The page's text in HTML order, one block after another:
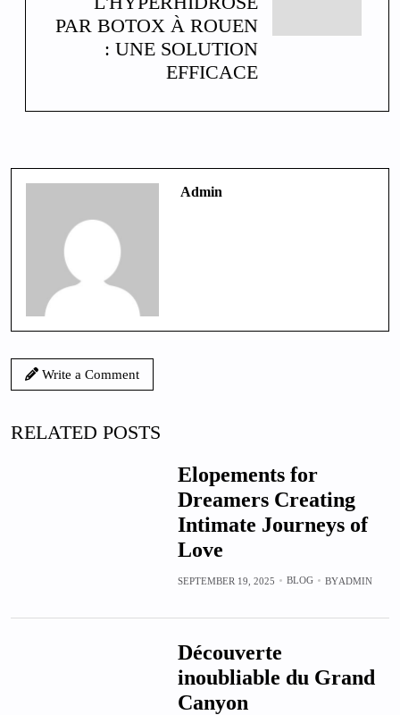
PAR BOTOX À ROUEN
: UNE SOLUTION
EFFICACE
Admin
Write a Comment
RELATED POSTS
Elopements for
Dreamers Creating
Intimate Journeys of
Love
SEPTEMBER 19, 2025 BLOG BYADMIN
Découverte
inoubliable du Grand
Canyon